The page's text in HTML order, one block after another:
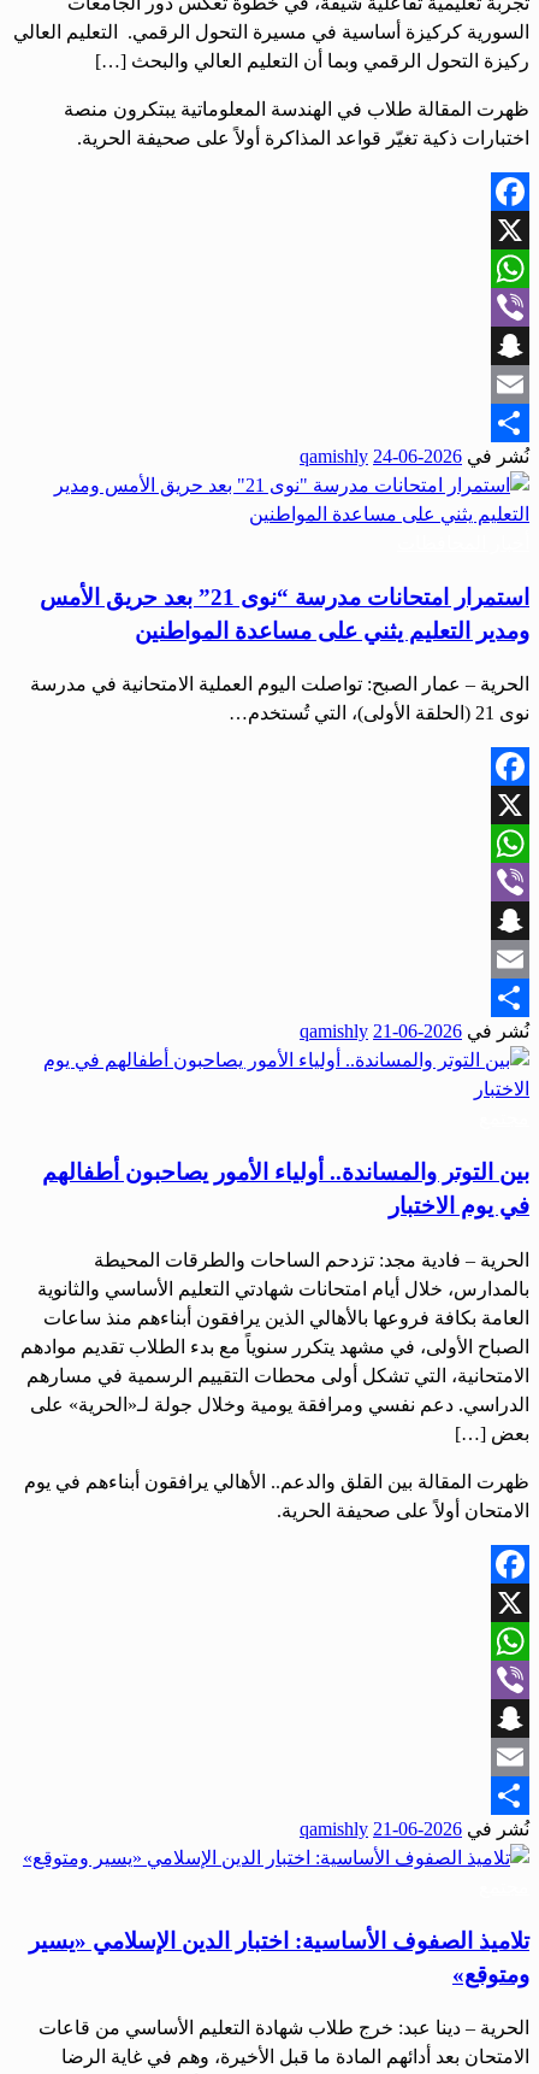
السورية كركيزة أساسية في مسيرة التحول الرقمي. التعليم العالي
ركيزة التحول الرقمي وبما أن التعليم العالي والبحث […]
ظهرت المقالة طلاب في الهندسة المعلوماتية يبتكرون منصة
اختبارات ذكية تغيّر قواعد المذاكرة أولاً على صحيفة الحرية.
Facebook
X
WhatsApp
Viber
Snapchat
Email
Share
نُشر في 2026-06-24
qamishly
استمرار امتحانات مدرسة “نوى 21” بعد حريق الأمس
ومدير التعليم يثني على مساعدة المواطنين
الحرية – عمار الصبح: تواصلت اليوم العملية الامتحانية في مدرسة
نوى 21 (الحلقة الأولى)، التي تُستخدم…
Facebook
X
WhatsApp
Viber
Snapchat
Email
Share
نُشر في 2026-06-21
qamishly
بين التوتر والمساندة.. أولياء الأمور يصاحبون أطفالهم
في يوم الاختبار
الحرية – فادية مجد: تزدحم الساحات والطرقات المحيطة
بالمدارس، خلال أيام امتحانات شهادتي التعليم الأساسي والثانوية
العامة بكافة فروعها بالأهالي الذين يرافقون أبناءهم منذ ساعات
الصباح الأولى، في مشهد يتكرر سنوياً مع بدء الطلاب تقديم موادهم
الامتحانية، التي تشكل أولى محطات التقييم الرسمية في مسارهم
الدراسي. دعم نفسي ومرافقة يومية وخلال جولة لـ«الحرية» على
بعض […]
ظهرت المقالة بين القلق والدعم.. الأهالي يرافقون أبناءهم في يوم
الامتحان أولاً على صحيفة الحرية.
Facebook
X
WhatsApp
Viber
Snapchat
Email
Share
نُشر في 2026-06-21
qamishly
تلاميذ الصفوف الأساسية: اختبار الدين الإسلامي «يسير
ومتوقع»
الحرية – دينا عبد: خرج طلاب شهادة التعليم الأساسي من قاعات
الامتحان بعد أدائهم المادة ما قبل الأخيرة، وهم في غاية الرضا